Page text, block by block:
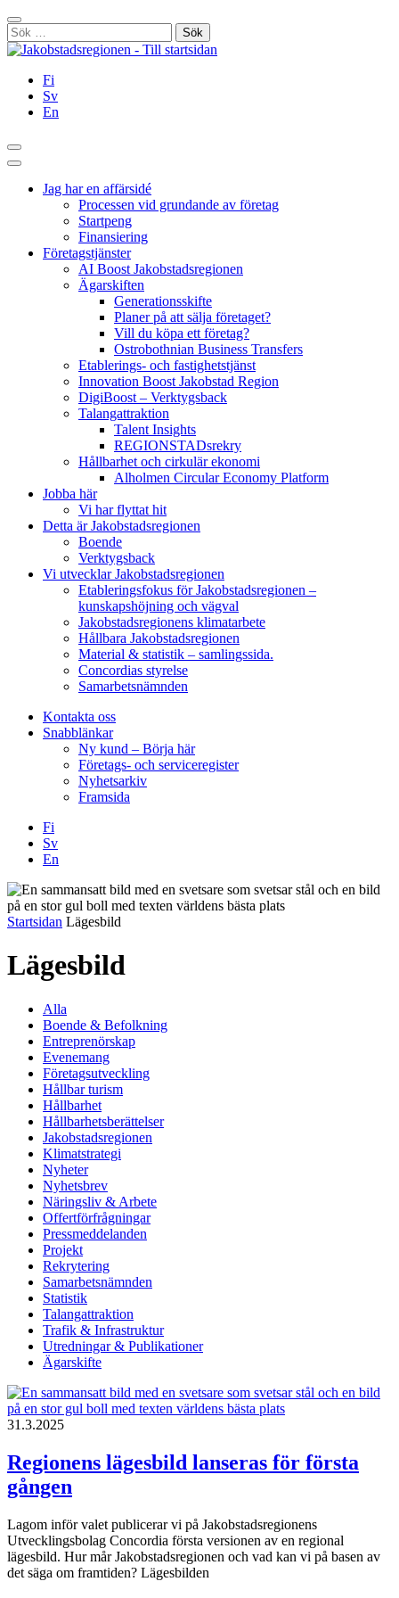
Hoppa
till
innehållet
Stäng
Sök
efter:
Fi
Sv
En
Sök
Huvudmeny
Jag har en affärsidé
Processen vid grundande av företag
Startpeng
Finansiering
Företagstjänster
AI Boost Jakobstadsregionen
Ägarskiften
Generationsskifte
Planer på att sälja företaget?
Vill du köpa ett företag?
Ostrobothnian Business Transfers
Etablerings- och fastighetstjänst
Innovation Boost Jakobstad Region
DigiBoost – Verktygsback
Talangattraktion
Talent Insights
REGIONSTADsrekry
Hållbarhet och cirkulär ekonomi
Alholmen Circular Economy Platform
Jobba här
Vi har flyttat hit
Detta är Jakobstadsregionen
Boende
Verktygsback
Vi utvecklar Jakobstadsregionen
Etableringsfokus för Jakobstadsregionen –
kunskapshöjning och vägval
Jakobstadsregionens klimatarbete
Hållbara Jakobstadsregionen
Material & statistik – samlingssida.
Concordias styrelse
Samarbetsnämnden
Kontakta oss
Snabblänkar
Ny kund – Börja här
Företags- och serviceregister
Nyhetsarkiv
Framsida
Fi
Sv
En
Facebook
Instagram
LinkedIN
YouTube
Startsidan Lägesbild
Lägesbild
Alla
Boende & Befolkning
Entreprenörskap
Evenemang
Företagsutveckling
Hållbar turism
Hållbarhet
Hållbarhetsberättelser
Jakobstadsregionen
Klimatstrategi
Nyheter
Nyhetsbrev
Näringsliv & Arbete
Offertförfrågningar
Pressmeddelanden
Projekt
Rekrytering
Samarbetsnämnden
Statistik
Talangattraktion
Trafik & Infrastruktur
Utredningar & Publikationer
Ägarskifte
31.3.2025
Regionens lägesbild lanseras för första
gången
Lagom inför valet publicerar vi på Jakobstadsregionens
Utvecklingsbolag Concordia första versionen av en regional
lägesbild. Hur mår Jakobstadsregionen och vad kan vi på basen av
det säga om framtiden? Lägesbilden